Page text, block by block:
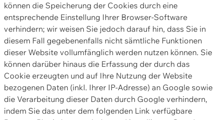
können die Speicherung der Cookies durch eine
entsprechende Einstellung Ihrer Browser-Software
verhindern; wir weisen Sie jedoch darauf hin, dass Sie in
diesem Fall gegebenenfalls nicht sämtliche Funktionen
dieser Website vollumfänglich werden nutzen können. Sie
können darüber hinaus die Erfassung der durch das
Cookie erzeugten und auf Ihre Nutzung der Website
bezogenen Daten (inkl. Ihrer IP-Adresse) an Google sowie
die Verarbeitung dieser Daten durch Google verhindern,
indem Sie das unter dem folgenden Link verfügbare